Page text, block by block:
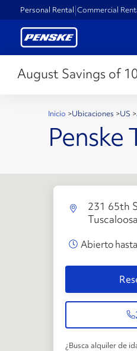
Personal Rental Commercial
August Savings of
Inicio >Ubicaciones >US >
Penske
231 65th
Abierto
¿Busca alquiler de